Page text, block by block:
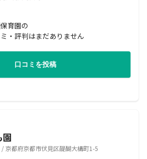
育園の
・評判はまだありません
口コミを投稿
園
京都府京都市伏見区醍醐大構町1-5